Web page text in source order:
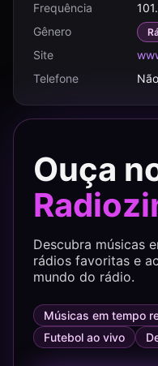
Frequência
Gênero
Site
Telefone
Ouça
Descubra músicas
rádios favoritas e
mundo do rádio.
Músicas em tempo
Futebol ao vivo